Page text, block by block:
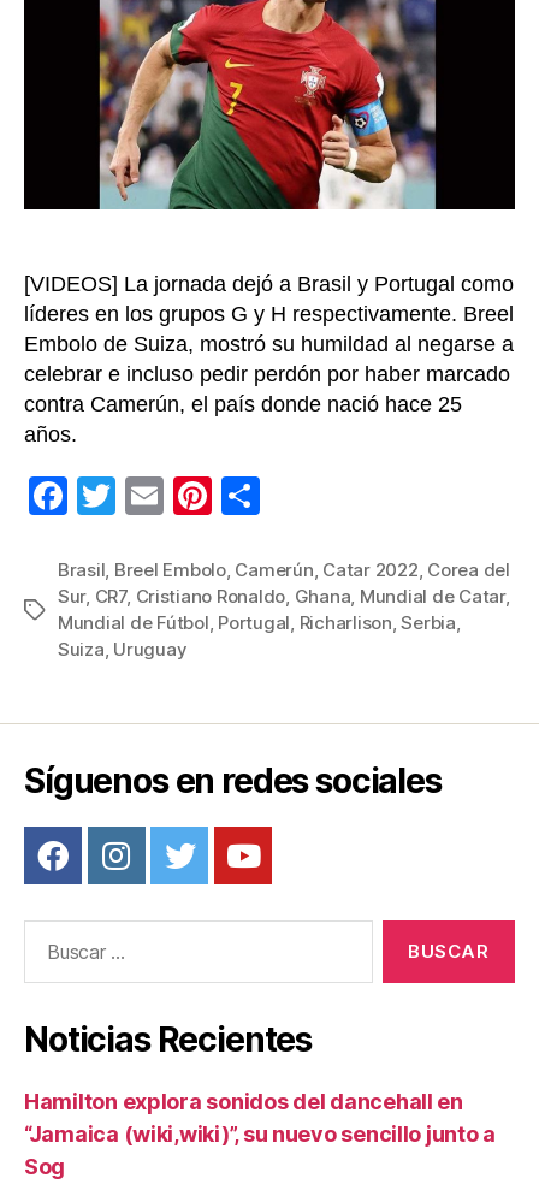
[VIDEOS] La jornada dejó a Brasil y Portugal como
líderes en los grupos G y H respectivamente. Breel
Embolo de Suiza, mostró su humildad al negarse a
celebrar e incluso pedir perdón por haber marcado
contra Camerún, el país donde nació hace 25
años.
F
c
e
b
o
k
T
tt
er
E
ail
Pi
er
e
m
p
Etiquetas
Brasil, Breel Embolo, Camerún, Catar 2022, Corea del
Sur, CR7, Cristiano Ronaldo, Ghana, Mundial de Catar,
Mundial de Fútbol, Portugal, Richarlison,Serbia,
Suiza, Uruguay
Síguenos en redes sociales
Noticias Recientes
Hamilton explora sonidos del dancehall en
“Jamaica (wiki,wiki)”, su nuevo sencillo junto a
Sog